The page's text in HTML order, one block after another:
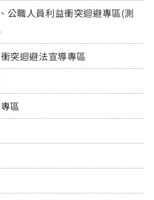
公職人員利益衝突迴避專區(測
突迴避法宣導專區
區